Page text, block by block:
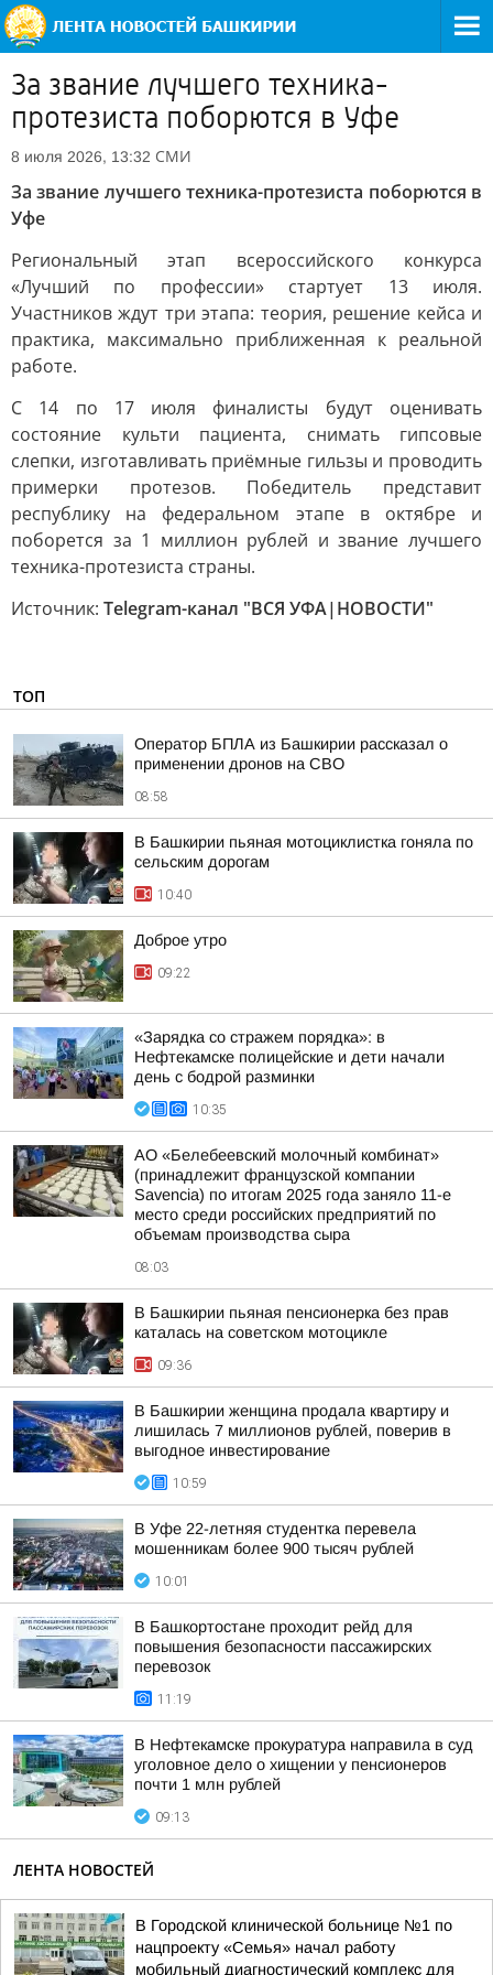
За звание лучшего техника-
протезиста поборются в Уфе
8 июля 2026, 13:32 СМИ
За звание лучшего техника-протезиста поборются в
Уфе
Региональный этап всероссийского конкурса
«Лучший по профессии» стартует 13 июля.
Участников ждут три этапа: теория, решение кейса и
практика, максимально приближенная к реальной
работе.
С 14 по 17 июля финалисты будут оценивать
состояние культи пациента, снимать гипсовые
слепки, изготавливать приёмные гильзы и проводить
примерки протезов. Победитель представит
республику на федеральном этапе в октябре и
поборется за 1 миллион рублей и звание лучшего
техника-протезиста страны.
Источник: Telegram-канал "ВСЯ УФА|НОВОСТИ"
ТОП
Оператор БПЛА из Башкирии рассказал о
применении дронов на СВО
08:58
В Башкирии пьяная мотоциклистка гоняла по
сельским дорогам
10:40
Доброе утро
09:22
«Зарядка со стражем порядка»: в
Нефтекамске полицейские и дети начали
день с бодрой разминки
10:35
АО «Белебеевский молочный комбинат»
(принадлежит французской компании
Savencia) по итогам 2025 года заняло 11-е
место среди российских предприятий по
объемам производства сыра
08:03
В Башкирии пьяная пенсионерка без прав
каталась на советском мотоцикле
09:36
В Башкирии женщина продала квартиру и
лишилась 7 миллионов рублей, поверив в
выгодное инвестирование
10:59
В Уфе 22-летняя студентка перевела
мошенникам более 900 тысяч рублей
10:01
В Башкортостане проходит рейд для
повышения безопасности пассажирских
перевозок
11:19
В Нефтекамске прокуратура направила в суд
уголовное дело о хищении у пенсионеров
почти 1 млн рублей
09:13
ЛЕНТА НОВОСТЕЙ
В Городской клинической больнице №1 по
нацпроекту «Семья» начал работу
мобильный диагностический комплекс для